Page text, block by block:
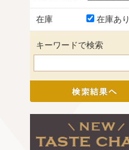
在庫 在庫あり
キーワードで検索